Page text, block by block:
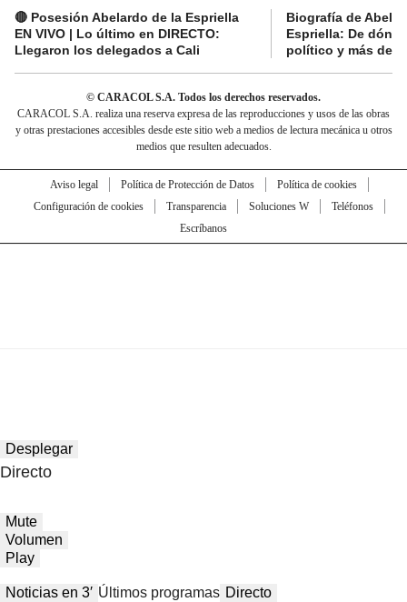
🔴 Posesión Abelardo de la Espriella
EN VIVO | Lo último en DIRECTO:
Llegaron los delegados a Cali
Biografía de
Espriella: De
político y más del
© CARACOL S.A. Todos los derechos reservados.
CARACOL S.A. realiza una reserva expresa de las reproducciones y usos de las obras
y otras prestaciones accesibles desde este sitio web a medios de lectura mecánica u otros
medios que resulten adecuados.
Aviso legal Política de Protección de Datos
Política de cookies
Configuración de cookies
Transparencia Soluciones W
Teléfonos
Escríbanos
Desplegar
Directo
Mute
Volumen
Play
Noticias en 3′ Últimos programas Directo